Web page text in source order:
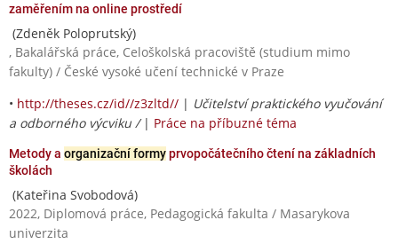
zaměřením na online prostředí
(Zdeněk Poloprutský)
, Bakalářská práce, Celoškolská pracoviště (studium mimo
fakulty) / České vysoké učení technické v Praze
• http://theses.cz/id//z3zltd// | Učitelství praktického vyučování
a odborného výcviku / | Práce na příbuzné téma
Metody a organizační formyprvopočátečního čtení na základních
školách
(Kateřina Svobodová)
2022, Diplomová práce, Pedagogická fakulta / Masarykova
univerzita